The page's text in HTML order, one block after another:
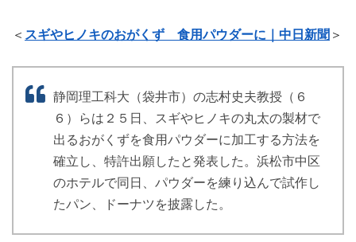
＜ スギやヒノキのおがくず 食用パウダーに｜中日新聞 ＞
静岡理工科大（袋井市）の志村史夫教授（６
６）らは２５日、スギやヒノキの丸太の製材で
出るおがくずを食用パウダーに加工する方法を
確立し、特許出願したと発表した。浜松市中区
のホテルで同日、パウダーを練り込んで試作し
たパン、ドーナツを披露した。